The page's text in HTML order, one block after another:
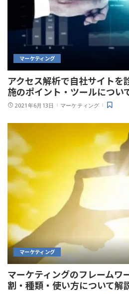
マーケティング
アクセス解析で自社サイトを
施のポイント・ツールについ
2021年6月13日 マーケティング
マーケティング
マーケティングのフレームワ
割・種類・使い方について解